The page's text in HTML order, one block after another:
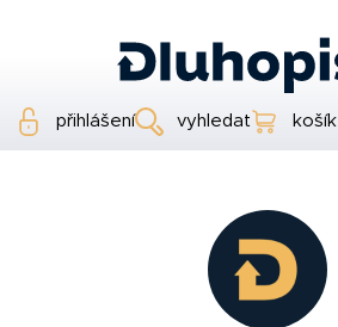
přihlášení vyhledat košík